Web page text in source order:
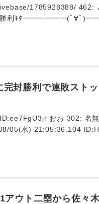
どうですか解説の名無しさん
完封勝利で連敗ス
タイムリー
うおおお 303: 名無し 2026/08/05(水)
アウト二塁から佐々